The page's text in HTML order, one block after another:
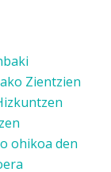
Zientzien
ohikoa den